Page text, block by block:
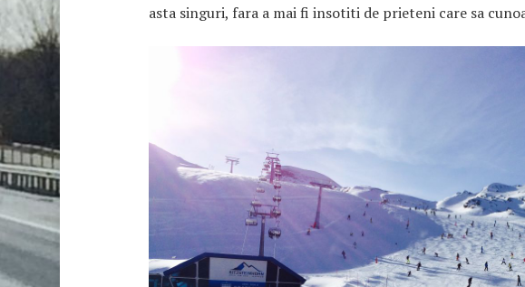
asta singuri, fara a mai fi insotiti de prieteni care sa